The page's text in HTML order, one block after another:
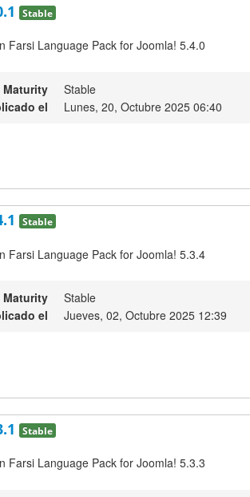
Stable
Farsi Language Pack for Joomla! 5.4.0
Maturity
Stable
el
Lunes, 20, Octubre 2025 06:40
Stable
Farsi Language Pack for Joomla! 5.3.4
Maturity
Stable
el
Jueves, 02, Octubre 2025 12:39
Stable
Farsi Language Pack for Joomla! 5.3.3